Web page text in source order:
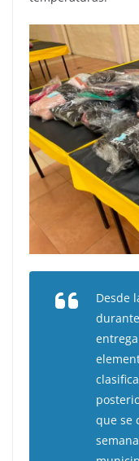
Desde
que se